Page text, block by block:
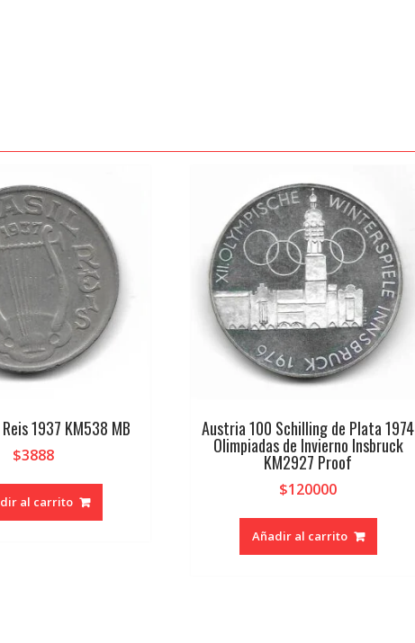
1937 KM538 MB
$3888
al carrito
Austria 100 Schilling de Plata 1974
Olimpiadas de Invierno Insbruck
KM2927 Proof
$120000
Añadir al carrito